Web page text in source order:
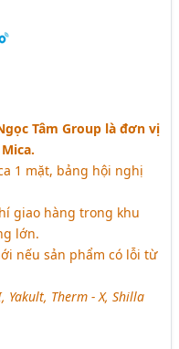
Tâm Group là đơn vị
1 mặt, bảng hội nghị
giao hàng trong khu
lớn.
nếu sản phẩm có lỗi từ
Yakult, Therm - X, Shilla